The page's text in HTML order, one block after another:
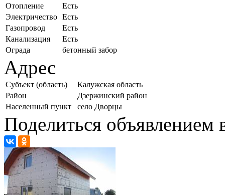
Отопление
Есть
Электричество Есть
Газопровод
Есть
Канализация
Есть
Ограда
бетонный забор
Адрес
Субъект (область)
Калужская область
Район
Дзержинский район
Населенный пункт
село Дворцы
Поделиться объявлением